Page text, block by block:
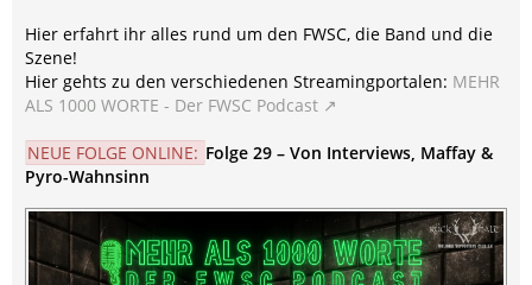
Hier erfahrt ihr alles rund um den FWSC, die Band und die
Szene!
Hier gehts zu den verschiedenen Streamingportalen: MEHR
ALS 1000 WORTE - Der FWSC Podcast
NEUE FOLGE ONLINE: Folge 29 – Von Interviews, Maffay &
Pyro-Wahnsinn